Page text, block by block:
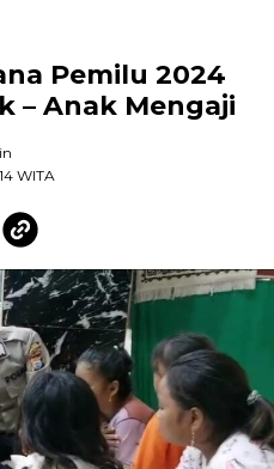
Pemilu 2024
– Anak Mengaji
WITA